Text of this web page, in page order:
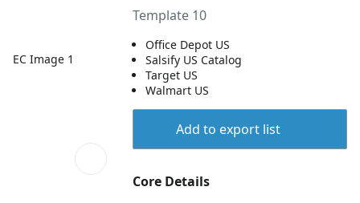
EC Image 1
Template 10
Office Depot US
Salsify US Catalog
Target US
Walmart US
Add to export list
Core Details